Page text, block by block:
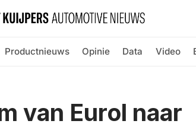
Productnieuws Opinie Data Video
van Eurol naar